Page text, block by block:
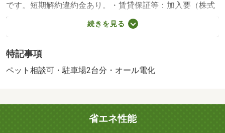
です。短期解約違約金あり。・賃貸保証等：加入要（株式
会社Ｃａｓａ 実費（初回保証料：家賃総額５０％・月額
手数料２％（月）））・維持費等：リビングサポートＰｌ
ペット相談可（犬・猫・他）。※禁煙になります。喫煙不
可。
続きを見る
特記事項
ペット相談可・駐車場2台分・オール電化
省エネ性能